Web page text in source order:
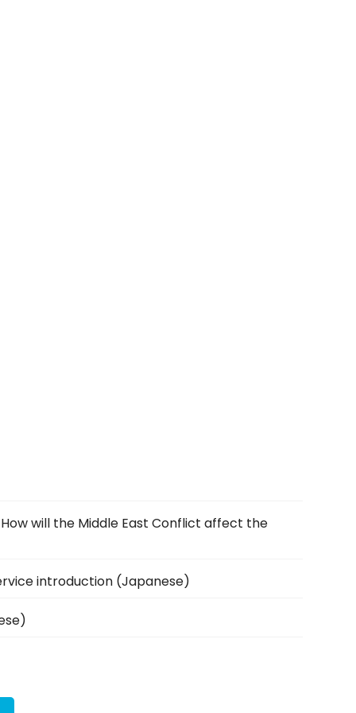
/How will the Middle East Conflict affect the
introduction (Japanese)